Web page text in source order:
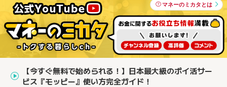
マネーのミカタとは
【今すぐ無料で始められる！】日本最大級のポイ活サー
ビス『モッピー』使い方完全ガイド！